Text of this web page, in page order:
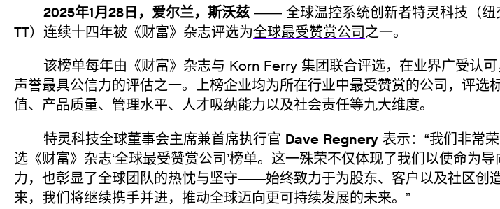
2025年1月28日，爱尔兰，斯沃兹 —— 全球温控系统创新者特灵科技（纽
TT）连续十四年被《财富》杂志评选为全球最受赞赏公司之一。
该榜单每年由《财富》杂志与 Korn Ferry 集团联合评选，在业界广受认可
声誉最具公信力的评估之一。上榜企业均为所在行业中最受赞赏的公司，评选
值、产品质量、管理水平、人才吸纳能力以及社会责任等九大维度。
特灵科技全球董事会主席兼首席执行官 Dave Regnery 表示：“我们非常
选《财富》杂志‘全球最受赞赏公司’榜单。这一殊荣不仅体现了我们以使命为
力，也彰显了全球团队的热忱与坚守——始终致力于为股东、客户以及社区创
来，我们将继续携手并进，推动全球迈向更可持续发展的未来。”